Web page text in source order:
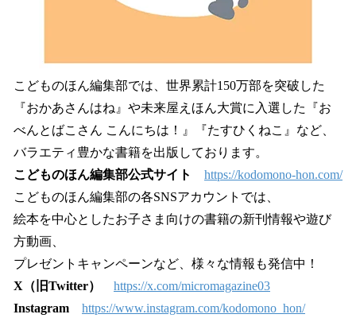
こどものほん編集部では、世界累計150万部を突破した
『おかあさんはね』や未来屋えほん大賞に入選した『お
べんとばこさん こんにちは！』『たすひくねこ』など、
バラエティ豊かな書籍を出版しております。
こどものほん編集部公式サイト
https://kodomono-hon.com/
こどものほん編集部の各SNSアカウントでは、
絵本を中心としたお子さま向けの書籍の新刊情報や遊び
方動画、
プレゼントキャンペーンなど、様々な情報も発信中！
X（旧Twitter）
https://x.com/micromagazine03
Instagram
https://www.instagram.com/kodomono_hon/